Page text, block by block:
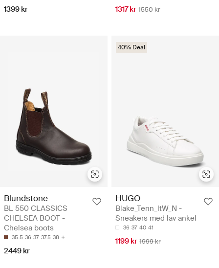
1399 kr 1317 kr 1550 kr
Blundstone
BL 550 CLASSICS
CHELSEA BOOT -
Chelsea boots
35.5 36 37 37.5 38
2449 kr
40% Deal
HUGO
Blake_Tenn_ltW_N -
Sneakers med lav ankel
36 37 40 41
1199 kr 1999 kr